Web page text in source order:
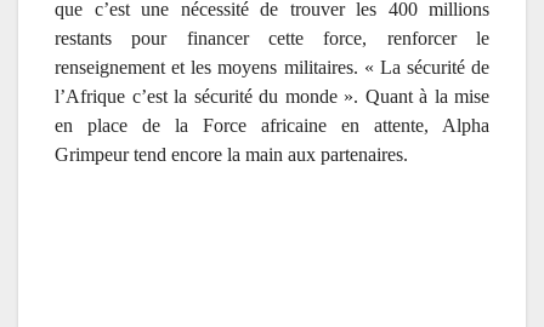
que c’est une nécessité de trouver les 400 millions
restants pour financer cette force, renforcer le
renseignement et les moyens militaires. « La sécurité de
l’Afrique c’est la sécurité du monde ». Quant à la mise
en place de la Force africaine en attente, Alpha
Grimpeur tend encore la main aux partenaires.